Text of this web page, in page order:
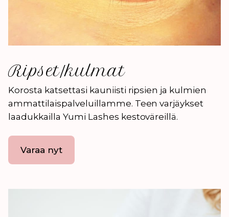
Ripset/kulmat
Korosta katsettasi kauniisti ripsien ja kulmien
ammattilaispalveluillamme. Teen varjäykset
laadukkailla Yumi Lashes kestoväreillä.
Varaa nyt